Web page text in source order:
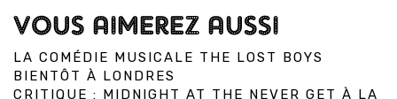
VOUS AIMEREZ AUSSI
LA COMÉDIE MUSICALE THE LOST BOYS
BIENTÔT À LONDRES
CRITIQUE : MIDNIGHT AT THE NEVER GET À LA